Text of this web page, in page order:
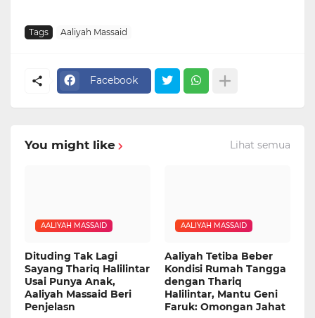
Tags Aaliyah Massaid
Facebook
You might like Lihat semua
AALIYAH MASSAID
Dituding Tak Lagi
Sayang Thariq Halilintar
Usai Punya Anak,
Aaliyah Massaid Beri
Penjelasn
AALIYAH MASSAID
Aaliyah Tetiba Beber
Kondisi Rumah Tangga
dengan Thariq
Halilintar, Mantu Geni
Faruk: Omongan Jahat